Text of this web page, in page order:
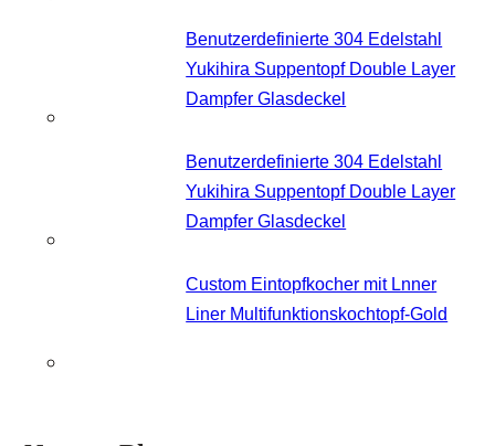
Benutzerdefinierte 304 Edelstahl
Yukihira Suppentopf Double Layer
Dampfer Glasdeckel
Benutzerdefinierte 304 Edelstahl
Yukihira Suppentopf Double Layer
Dampfer Glasdeckel
Custom Eintopfkocher mit Lnner
Liner Multifunktionskochtopf-Gold